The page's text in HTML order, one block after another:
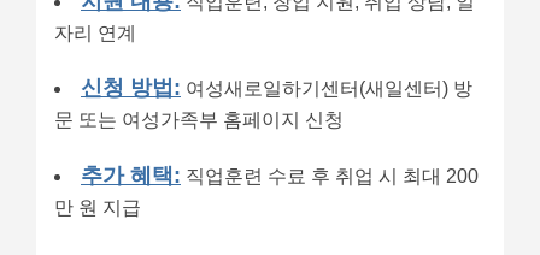
자리 연계
신청 방법: 여성새로일하기센터(새일센터) 방
문 또는 여성가족부 홈페이지 신청
추가 혜택: 직업훈련 수료 후 취업 시 최대 200
만 원 지급